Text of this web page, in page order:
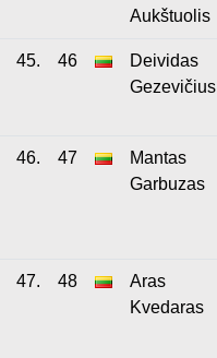
Aukštuolis
45. 46
Deividas
Gezevičius
46. 47
Mantas
Garbuzas
47. 48
Aras
Kvedaras